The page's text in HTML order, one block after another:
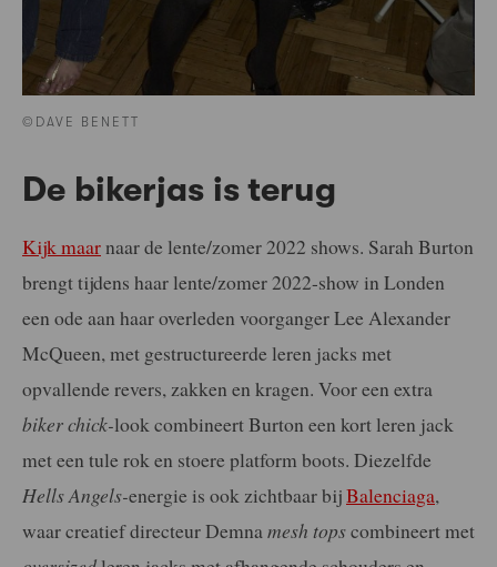
©DAVE BENETT
De bikerjas is terug
Kijk maarnaar de lente/zomer 2022 shows. Sarah Burton
brengt tijdens haar lente/zomer 2022-show in Londen
een ode aan haar overleden voorganger Lee Alexander
McQueen, met gestructureerde leren jacks met
opvallende revers, zakken en kragen. Voor een extra
biker chick-look combineert Burton een kort leren jack
met een tule rok en stoere platform boots. Diezelfde
Hells Angels-energie is ook zichtbaar bijBalenciaga,
waar creatief directeur Demna mesh topscombineert met